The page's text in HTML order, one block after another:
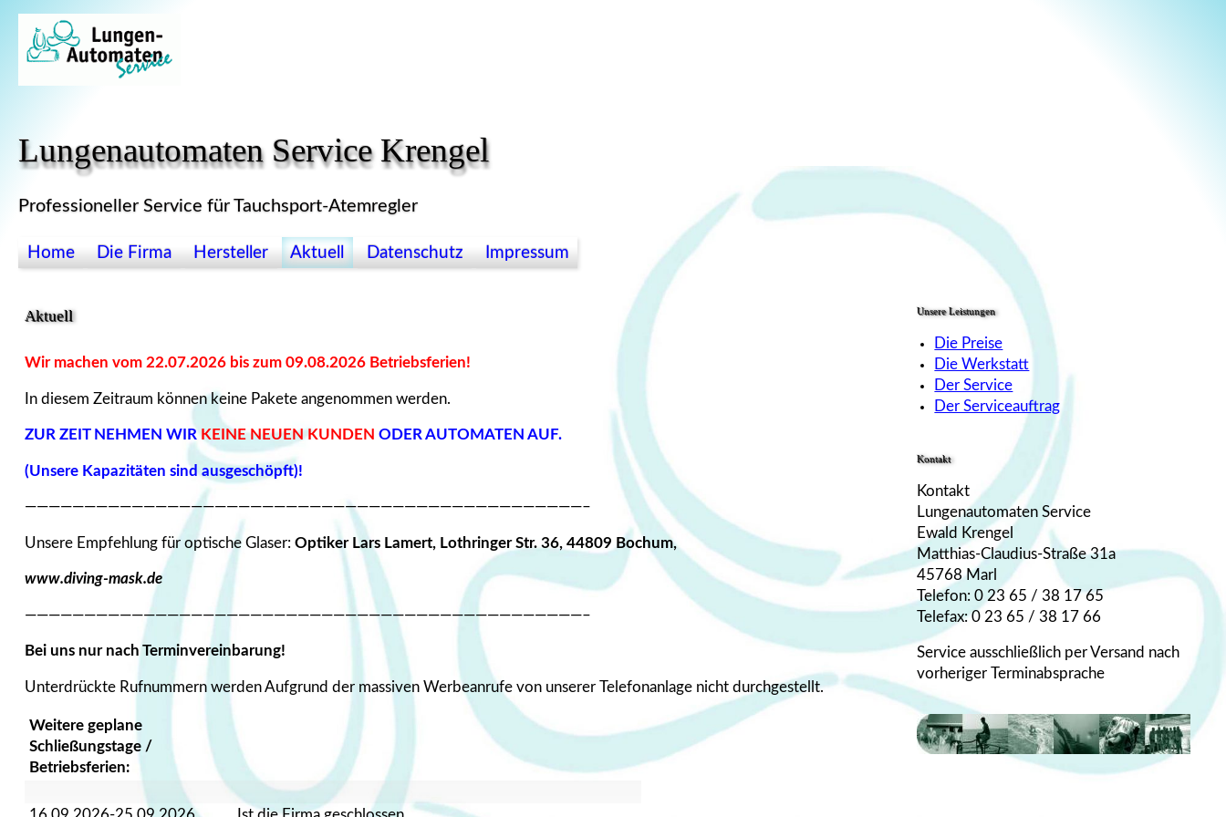
Zum Inhalt springen
Lungenautomaten Service Krengel
Professioneller Service für Tauchsport-Atemregler
Home Die Firma Hersteller Aktuell Datenschutz Impressum
Aktuell
Wir machen vom 22.07.2026 bis zum 09.08.2026 Betriebsferien!
In diesem Zeitraum können keine Pakete angenommen werden.
ZUR ZEIT NEHMEN WIRKEINE NEUEN KUNDEN ODER AUTOMATEN AUF.
(Unsere Kapazitäten sind ausgeschöpft)!
———————————————————————————————————————————————–
Unsere Empfehlung für optische Glaser: Optiker Lars Lamert, Lothringer Str. 36, 44809 Bochum,
www.diving-mask.de
———————————————————————————————————————————————–
Bei uns nur nach Terminvereinbarung!
Unterdrückte Rufnummern werden Aufgrund der massiven Werbeanrufe von unserer Telefonanlage nicht durchgestellt.
Weitere geplane
Schließungstage /
Betriebsferien:
Unsere Leistungen
Die Preise
Die Werkstatt
Der Service
Der Serviceauftrag
Kontakt
Kontakt
Lungenautomaten Service
Ewald Krengel
Matthias-Claudius-Straße 31a
45768 Marl
Telefon: 0 23 65 / 38 17 65
Telefax: 0 23 65 / 38 17 66
Service ausschließlich per Versand nach
vorheriger Terminabsprache